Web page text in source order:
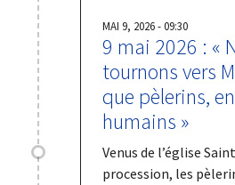
MAI 9, 2026 - 09:30
9 mai 2026 : «
tournons vers
que pèlerins,
humains »
Venus de l’église
procession, les